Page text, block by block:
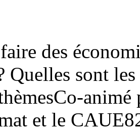
des
Quelles sont
et le